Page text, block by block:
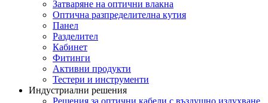
Затваряне на оптични влакна
Оптична разпределителна кутия
Панел
Разделител
Кабинет
Фитинги
Активни продукти
Тестери и инструменти
Индустриални решения
Решения за оптични кабели с въздушно издухване